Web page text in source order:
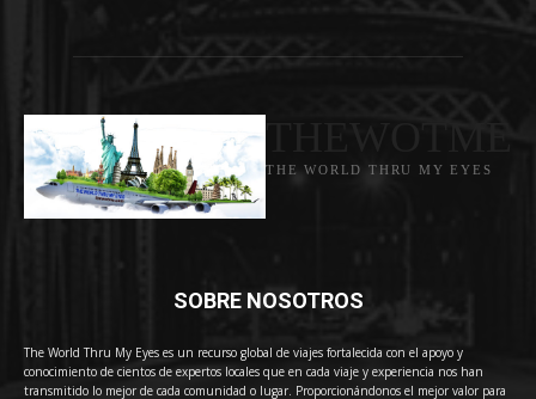
THE WORLD THRU MY EYES
SOBRE NOSOTROS
The World Thru My Eyes es un recurso global de viajes fortalecida con el apoyo y
conocimiento de cientos de expertos locales que en cada viaje y experiencia nos han
transmitido lo mejor de cada comunidad o lugar. Proporcionándonos el mejor valor para